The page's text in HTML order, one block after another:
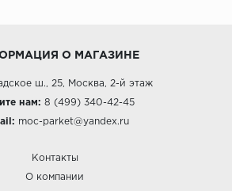
О МАГАЗИНЕ
ш., 25, Москва, 2-й этаж
нам: 8 (499) 340-42-45
moc-parket@yandex.ru
Контакты
О компании